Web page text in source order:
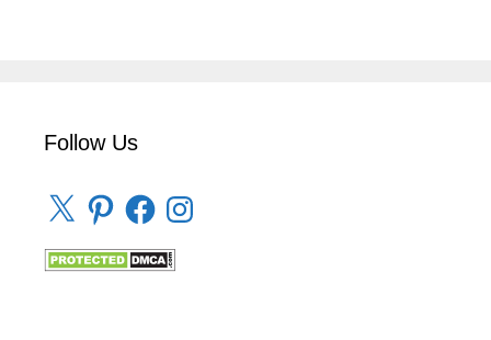
Follow Us
X PinterestFacebookInstagram